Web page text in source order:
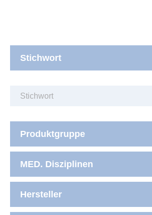
Stichwort
Produktgruppe
MED. Disziplinen
Hersteller